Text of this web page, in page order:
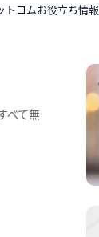
トコムお役立ち情報
べて無